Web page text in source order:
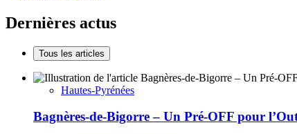
Dernières actus
Tous les articles
Hautes-Pyrénées
Bagnères-de-Bigorre – Un Pré-OFF pour